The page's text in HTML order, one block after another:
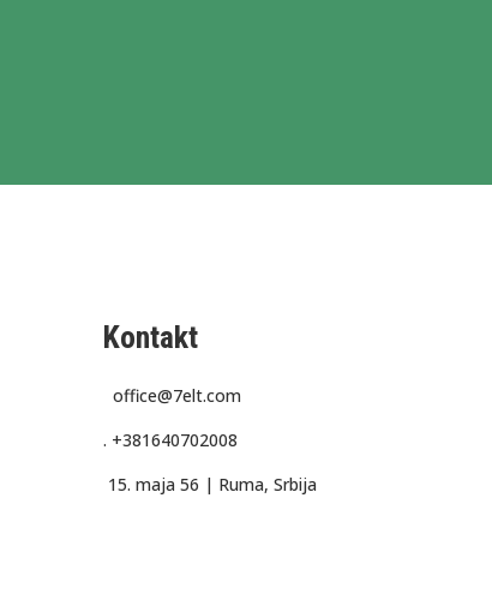
Kontakt
office@7elt.com
. +381640702008
15. maja 56 | Ruma, Srbija